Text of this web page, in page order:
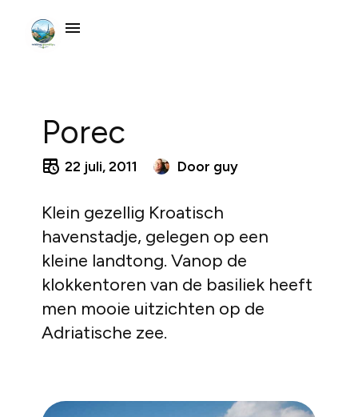
Porec
22 juli, 2011 Door guy
Klein gezellig Kroatisch
havenstadje, gelegen op een
kleine landtong. Vanop de
klokkentoren van de basiliek heeft
men mooie uitzichten op de
Adriatische zee.